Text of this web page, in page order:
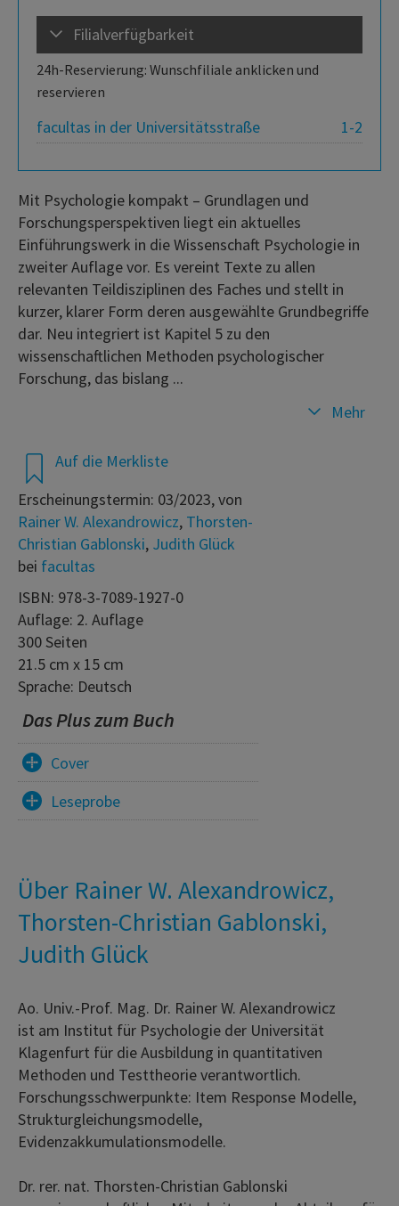
Filialverfügbarkeit
24h-Reservierung: Wunschfiliale anklicken und
reservieren
1-2
facultas in der Universitätsstraße
Auf die Merkliste
Erscheinungstermin: 03/2023, von
Rainer W. Alexandrowicz, Thorsten-
Christian Gablonski, Judith Glück
bei facultas
ISBN: 978-3-7089-1927-0
Auflage: 2. Auflage
300 Seiten
21.5 cm x 15 cm
Sprache: Deutsch
Das Plus zum Buch
Cover
Leseprobe
Mit Psychologie kompakt – Grundlagen und
Forschungsperspektiven liegt ein aktuelles
Einführungswerk in die Wissenschaft Psychologie in
zweiter Auflage vor. Es vereint Texte zu allen
relevanten Teildisziplinen des Faches und stellt in
kurzer, klarer Form deren ausgewählte Grundbegriffe
dar. Neu integriert ist Kapitel 5 zu den
wissenschaftlichen Methoden psychologischer
Forschung, das bislang ...
Mehr
Über Rainer W. Alexandrowicz,
Thorsten-Christian Gablonski,
Judith Glück
Ao. Univ.-Prof. Mag. Dr. Rainer W. Alexandrowicz
ist am Institut für Psychologie der Universität
Klagenfurt für die Ausbildung in quantitativen
Methoden und Testtheorie verantwortlich.
Forschungsschwerpunkte: Item Response Modelle,
Strukturgleichungsmodelle,
Evidenzakkumulationsmodelle.
Dr. rer. nat. Thorsten-Christian Gablonski